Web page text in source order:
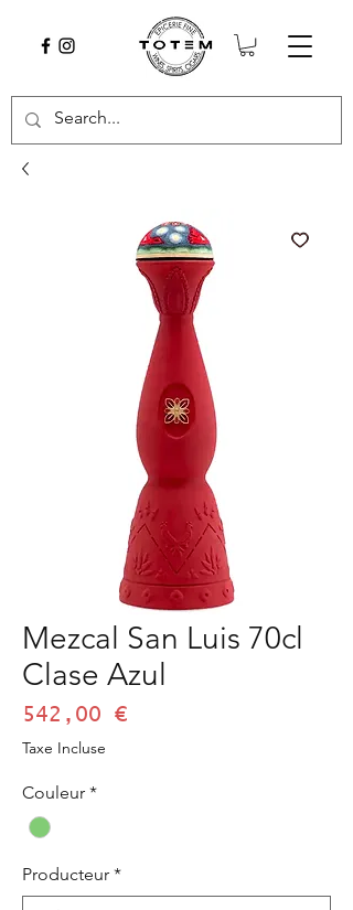
Mezcal San Luis 70cl
Clase Azul
542,00 €
Taxe Incluse
Couleur *
Producteur *